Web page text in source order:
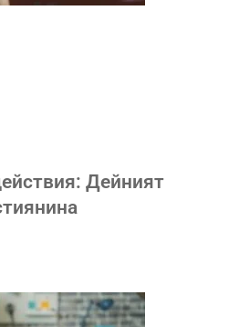
Дейният